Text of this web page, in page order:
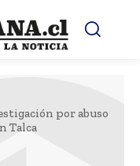
por abuso
Talca